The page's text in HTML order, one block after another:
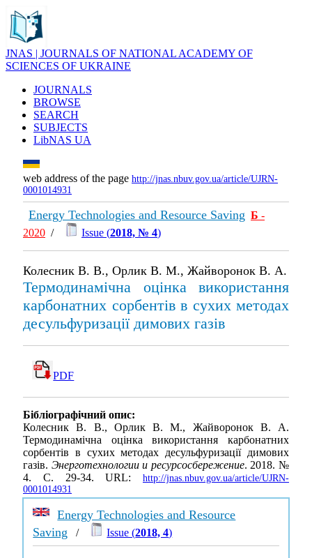
JNAS | JOURNALS OF NATIONAL ACADEMY OF
SCIENCES OF UKRAINE
JOURNALS
BROWSE
SEARCH
SUBJECTS
LibNAS UA
web address of the page http://jnas.nbuv.gov.ua/article/UJRN-
0001014931
Energy Technologies and Resource Saving Б -
2020 / Issue (2018, № 4)
Колесник В. В., Орлик В. М., Жайворонок В. А.
Термодинамічна оцінка використання
карбонатних сорбентів в сухих методах
десульфуризації димових газів
PDF
Бібліографічний опис:
Колесник В. В., Орлик В. М., Жайворонок В. А.
Термодинамічна оцінка використання карбонатних
сорбентів в сухих методах десульфуризації димових
газів. Энерготехнологии и ресурсосбережение. 2018. №
4. С. 29-34. URL: http://jnas.nbuv.gov.ua/article/UJRN-
0001014931
Energy Technologies and Resource
Saving / Issue (2018, 4)